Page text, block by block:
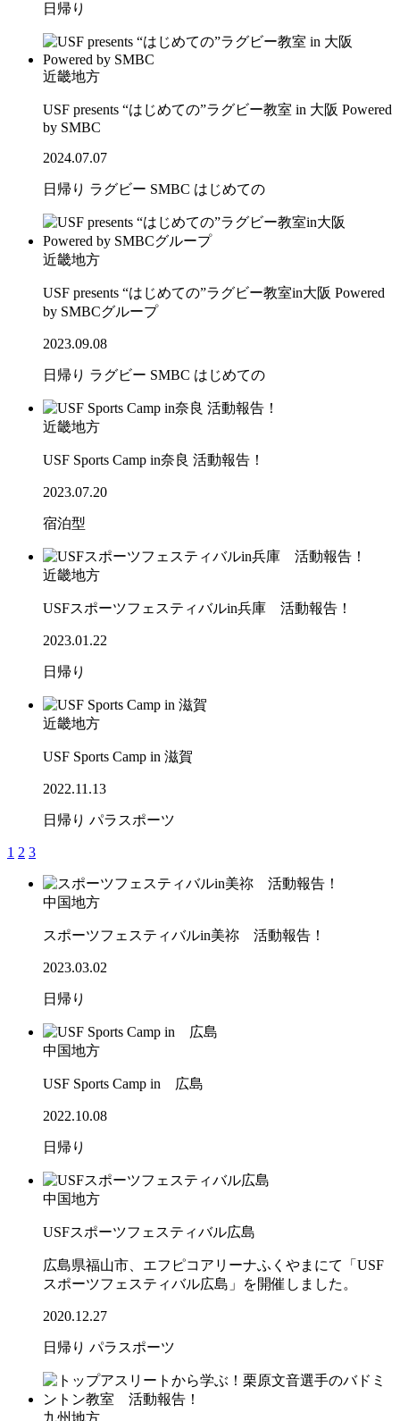
日帰り
近畿地方
USF presents “はじめての”ラグビー教室 in 大阪 Powered
by SMBC
2024.07.07
日帰り ラグビー SMBC はじめての
近畿地方
USF presents “はじめての”ラグビー教室in大阪 Powered
by SMBCグループ
2023.09.08
日帰り ラグビー SMBC はじめての
近畿地方
USF Sports Camp in奈良 活動報告！
2023.07.20
宿泊型
近畿地方
USFスポーツフェスティバルin兵庫 活動報告！
2023.01.22
日帰り
近畿地方
USF Sports Camp in 滋賀
2022.11.13
日帰り パラスポーツ
1 2 3
中国地方
スポーツフェスティバルin美祢 活動報告！
2023.03.02
日帰り
中国地方
USF Sports Camp in 広島
2022.10.08
日帰り
中国地方
USFスポーツフェスティバル広島
広島県福山市、エフピコアリーナふくやまにて「USF
スポーツフェスティバル広島」を開催しました。
2020.12.27
日帰り パラスポーツ